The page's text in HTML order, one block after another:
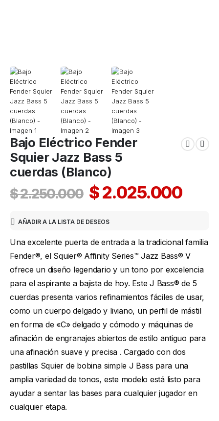
Bajo Eléctrico Fender
Squier Jazz Bass 5
cuerdas (Blanco)
$2.250.000 $2.025.000
AÑADIR A LA LISTA DE DESEOS
Una excelente puerta de entrada a la tradicional familia
Fender®, el Squier® Affinity Series™ Jazz Bass® V
ofrece un diseño legendario y un tono por excelencia
para el aspirante a bajista de hoy. Este J Bass® de 5
cuerdas presenta varios refinamientos fáciles de usar,
como un cuerpo delgado y liviano, un perfil de mástil
en forma de «C» delgado y cómodo y máquinas de
afinación de engranajes abiertos de estilo antiguo para
una afinación suave y precisa . Cargado con dos
pastillas Squier de bobina simple J Bass para una
amplia variedad de tonos, este modelo está listo para
ayudar a sentar las bases para cualquier jugador en
cualquier etapa.